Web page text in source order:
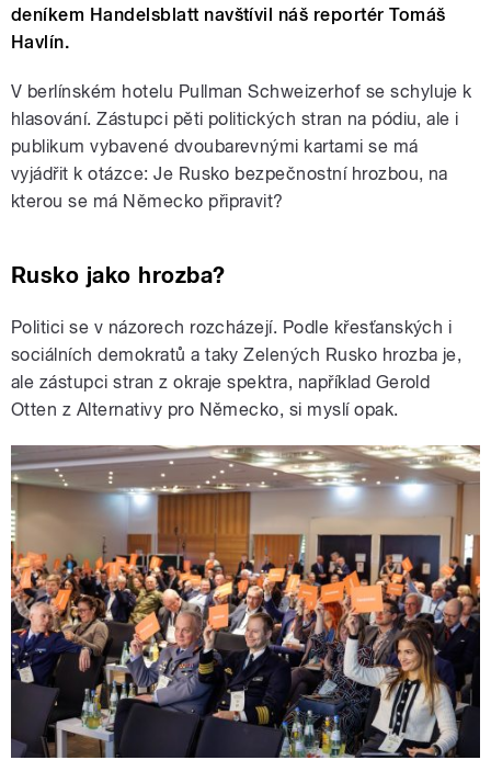
deníkem Handelsblatt navštívil náš reportér Tomáš
Havlín.
V berlínském hotelu Pullman Schweizerhof se schyluje k
hlasování. Zástupci pěti politických stran na pódiu, ale i
publikum vybavené dvoubarevnými kartami se má
vyjádřit k otázce: Je Rusko bezpečnostní hrozbou, na
kterou se má Německo připravit?
Rusko jako hrozba?
Politici se v názorech rozcházejí. Podle křesťanských i
sociálních demokratů a taky Zelených Rusko hrozba je,
ale zástupci stran z okraje spektra, například Gerold
Otten z Alternativy pro Německo, si myslí opak.